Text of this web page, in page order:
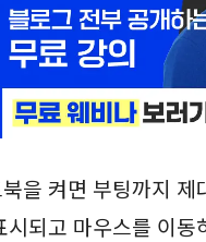
을 켜면 부팅까지
시되고 마우스를 이